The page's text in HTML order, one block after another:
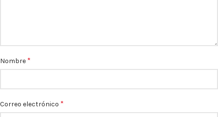
Nombre *
Correo electrónico *